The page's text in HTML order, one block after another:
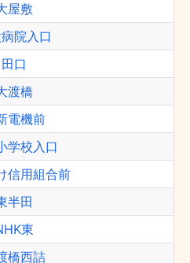
屋敷
院入口
田口
渡橋
電機前
学校入口
信用組合前
半田
東
橋西詰